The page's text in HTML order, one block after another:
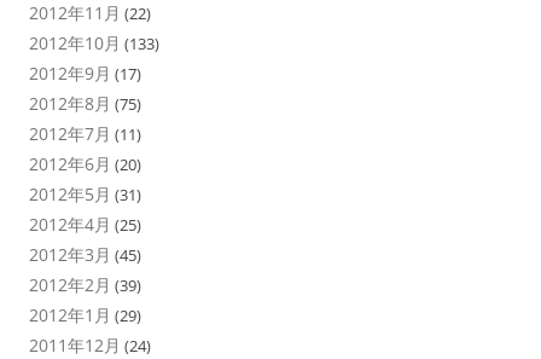
2012年11月 (22)
2012年10月 (133)
2012年9月 (17)
2012年8月 (75)
2012年7月 (11)
2012年6月 (20)
2012年5月 (31)
2012年4月 (25)
2012年3月 (45)
2012年2月 (39)
2012年1月 (29)
2011年12月 (24)